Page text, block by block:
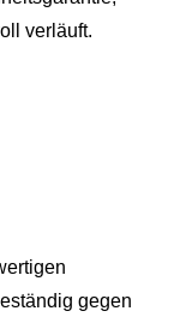
verläuft.
gegen